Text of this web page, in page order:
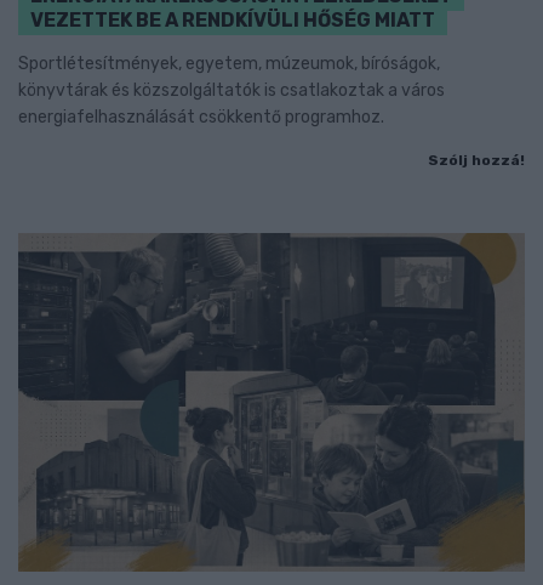
VEZETTEK BE A RENDKÍVÜLI HŐSÉG MIATT
Sportlétesítmények, egyetem, múzeumok, bíróságok,
könyvtárak és közszolgáltatók is csatlakoztak a város
energiafelhasználását csökkentő programhoz.
Szólj hozzá!